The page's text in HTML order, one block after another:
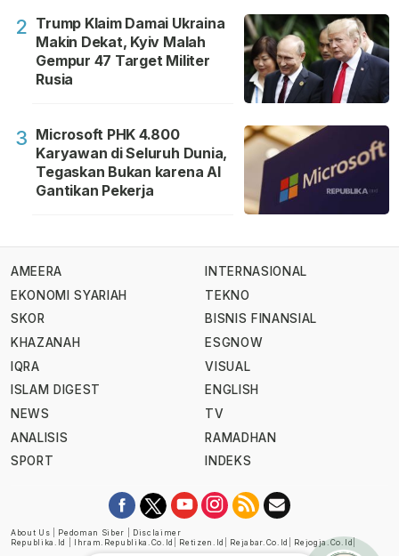
2 Trump Klaim Damai Ukraina
Makin Dekat, Kyiv Malah
Gempur 47 Target Militer
Rusia
3 Microsoft PHK 4.800
Karyawan di Seluruh Dunia,
Tegaskan Bukan karena AI
Gantikan Pekerja
AMEERA
EKONOMI SYARIAH
SKOR
KHAZANAH
IQRA
ISLAM DIGEST
NEWS
ANALISIS
SPORT
INTERNASIONAL
TEKNO
BISNIS FINANSIAL
ESGNOW
VISUAL
ENGLISH
TV
RAMADHAN
INDEKS
About Us Pedoman Siber
Disclaimer
Republika.id
Ihram.republika.co.id Retizen.id Rejabar.co.id Rejogja.co.id